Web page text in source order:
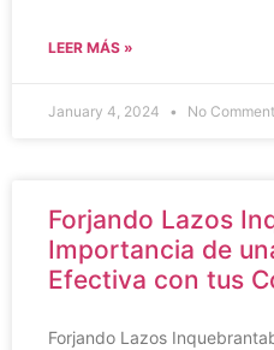
LEER MÁS »
January 4, 2024 No
Forjando Lazos
Importancia de
Efectiva con tus
Forjando Lazos